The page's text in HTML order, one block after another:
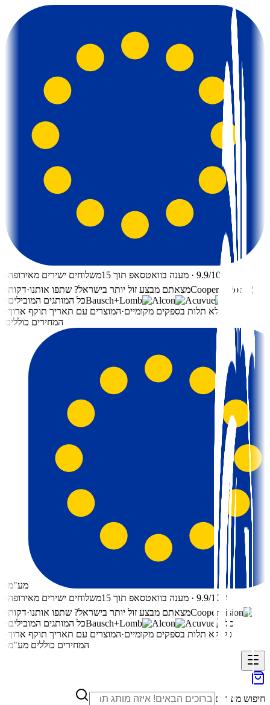
משלוחים ישירים מאירופה·
⭐ 9.9/10 · מענה בוואטסאפ תוך 15
דקות· מצאתם מבצע זול יותר בישראל? שתפו אותנו·
כל המותגים המובילים·
המוצרים עם תאריך תוקף ארוך· ללא תלות בספקים מקומיים·
המחירים כוללים
מע"מ·
משלוחים ישירים מאירופה·
⭐ 9.9/10 · מענה בוואטסאפ תוך 15
דקות· מצאתם מבצע זול יותר בישראל? שתפו אותנו·
כל המותגים המובילים·
כל
המוצרים עם תאריך תוקף ארוך· ללא תלות בספקים מקומיים·
כל
המחירים כוללים מע"מ·
חיפוש מוצרים